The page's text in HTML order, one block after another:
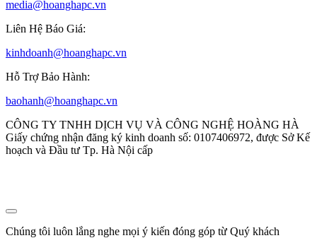
media@hoanghapc.vn
Liên Hệ Báo Giá:
kinhdoanh@hoanghapc.vn
Hỗ Trợ Bảo Hành:
baohanh@hoanghapc.vn
CÔNG TY TNHH DỊCH VỤ VÀ CÔNG NGHỆ HOÀNG HÀ
Giấy chứng nhận đăng ký kinh doanh số: 0107406972, được Sở Kế
hoạch và Đầu tư Tp. Hà Nội cấp
Chúng tôi luôn lắng nghe mọi ý kiến đóng góp từ Quý khách